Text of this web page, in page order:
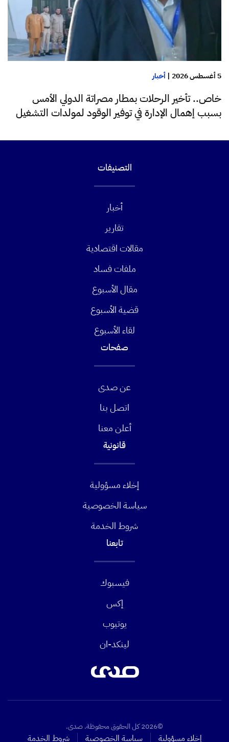
5 أغسطس 2026 | أخبار
خاص.. تأخير الرحلات بمطار مصراتة الدولي الأمس
بسبب إهمال الإدارة في توفير الوقود لمولدات التشغيل
التصنيفات
أخبار
تقارير
مقالات اقتصادية
ملفات فساد
مقال الأسبوع
قضية الأسبوع
لقاء الأسبوع
صفحات
عن صدى
اتصل بنا
أعلن معنا
قانونية
إخلاء مسؤولية
سياسة الخصوصية
شروط الخدمة
تابعنا
فيسبوك
إكس
يوتيوب
لينكد-ان
©2026 كل الحقوق محفوظة. صدى.
إخلاء مسؤولية سياسة الخصوصية شروط الخدمة